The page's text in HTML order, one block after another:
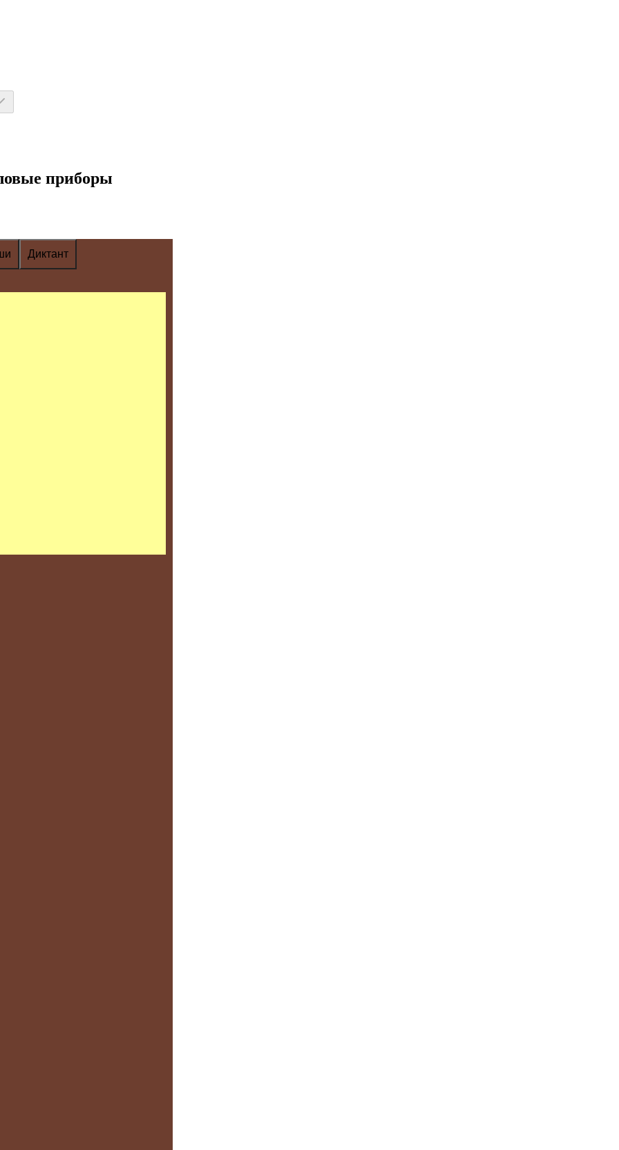
приборы
Диктант